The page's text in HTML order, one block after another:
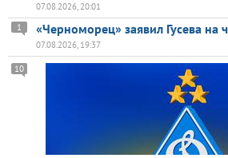
07.08.2026, 20:01
«Черноморец» заявил Гусева на
1
07.08.2026, 19:37
10